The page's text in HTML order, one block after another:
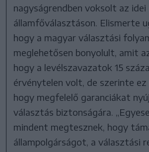
nagyságrendben voksolt az idei
államfőválasztáson. Elismerte
hogy a magyar választási
meglehetősen bonyolult, amit
hogy a levélszavazatok 15
érvénytelen volt, de szerinte ez
hogy megfelelő garanciákat
választás biztonságára.
mindent megtesznek, hogy
állampolgárságot, a választási